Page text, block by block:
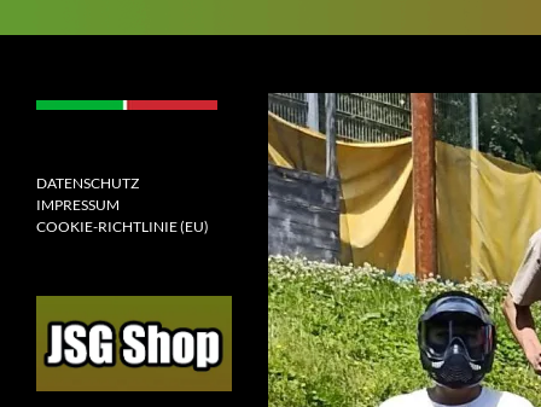
[jugendspielgemeinschaft
DATENSCHUTZ
IMPRESSUM
COOKIE-RICHTLINIE (EU)